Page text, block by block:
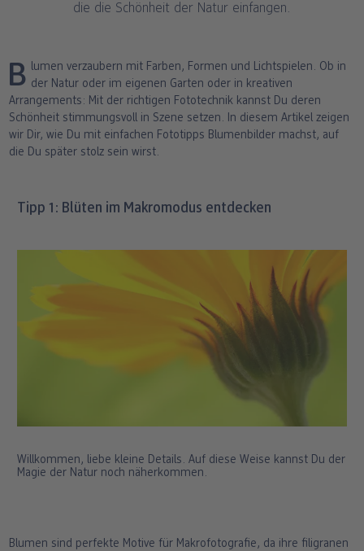
Fotomagnete
Fotosticker
Biometrisches Passbild
Analog Services
hexxas
Poster mit Rahmen
Fotoleiste
Schule & Büro
Baby & Kind
Geschenkboxen
Art Prints
Karte konfigurieren
Klappkarten
Karte mit Einsteckfoto
Einzelkarten im Direktversand
Markt
die die Schönheit der Natur einfangen.
Blumen verzaubern mit Farben, Formen und Lichtspielen. Ob in der Natur oder im eigenen Garten oder in kreativen
Arrangements: Mit der richtigen Fototechnik kannst Du deren
Schönheit stimmungsvoll in Szene setzen. In diesem Artikel zeigen
wir Dir, wie Du mit einfachen Fototipps Blumenbilder machst, auf
die Du später stolz sein wirst.
Tipp 1: Blüten im Makromodus entdecken
Willkommen, liebe kleine Details. Auf diese Weise kannst Du der
Magie der Natur noch näherkommen.
Blumen sind perfekte Motive für Makrofotografie, da ihre filigranen